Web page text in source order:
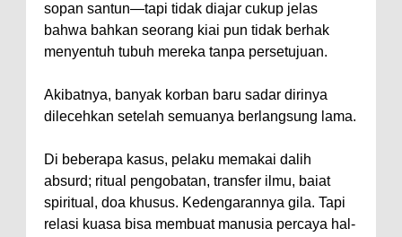
sopan santun—tapi tidak diajar cukup jelas
bahwa bahkan seorang kiai pun tidak berhak
menyentuh tubuh mereka tanpa persetujuan.
Akibatnya, banyak korban baru sadar dirinya
dilecehkan setelah semuanya berlangsung lama.
Di beberapa kasus, pelaku memakai dalih
absurd; ritual pengobatan, transfer ilmu, baiat
spiritual, doa khusus. Kedengarannya gila. Tapi
relasi kuasa bisa membuat manusia percaya hal-